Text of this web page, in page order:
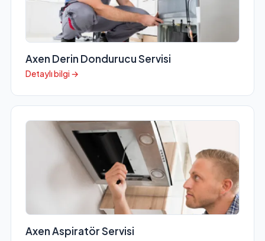
Axen Derin Dondurucu Servisi
Detaylı bilgi →
Axen Aspiratör Servisi